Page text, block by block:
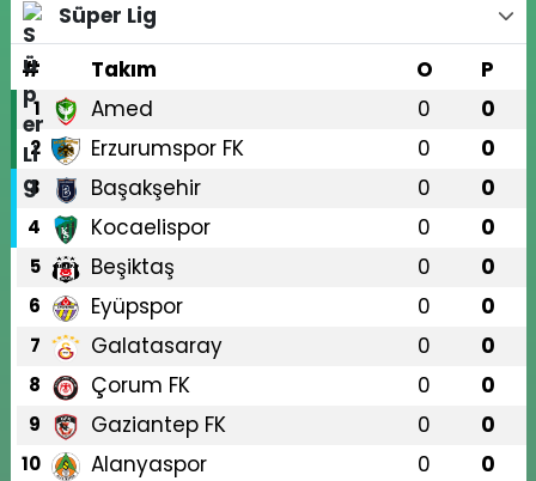
Süper Lig
#
Takım O P
1 Amed 0 0
2 Erzurumspor FK 0 0
3 Başakşehir 0 0
4 Kocaelispor 0 0
5 Beşiktaş 0 0
6 Eyüpspor 0 0
7 Galatasaray 0 0
8 Çorum FK 0 0
9 Gaziantep FK 0 0
10 Alanyaspor 0 0